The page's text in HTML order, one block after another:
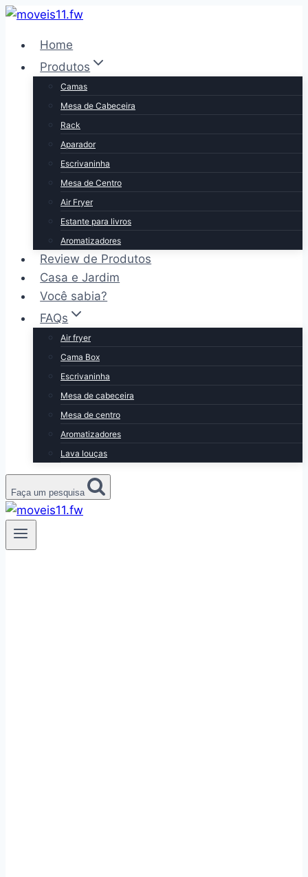
Pular
Conteúdo
Home
Produtos
Camas
Mesa de Cabeceira
Rack
Aparador
Escrivaninha
Mesa de Centro
Air Fryer
Estante para livros
Aromatizadores
Review de Produtos
Casa e Jardim
Você sabia?
FAQs
Air fryer
Cama Box
Escrivaninha
Mesa de cabeceira
Mesa de centro
Aromatizadores
Lava louças
Faça um pesquisa